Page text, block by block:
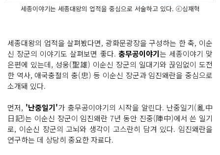
세종이야기는 세종대왕의 업적을 중심으로 서술하고 있다. ⓒ심재혁
세종대왕의 업적을 살펴봤다면, 광화문광장을 구성하는 한 축, 이순
신 장군의 이야기도 살펴보면 좋다. 충무공이야기는 세종이야기 맞
은편에 있는데, 성웅(聖雄) 이순신 장군의 일대기와 끊임없이 도전
한 역사, 애국충절의 충(忠) 등 이순신 장군과 임진왜란을 중심으로
소개돼 있다.
먼저, '난중일기'가 충무공이야기의 시작을 알린다. 난중일기(亂中
日記)는 이순신 장군이 임진왜란 7년 동안 진중(陣中)에서 쓴 일기
로, 이순신 장군의 고뇌와 생각이 고스란히 담겨 있다. 임진왜란을
연구하는 데 상당히 중요한 자료다.